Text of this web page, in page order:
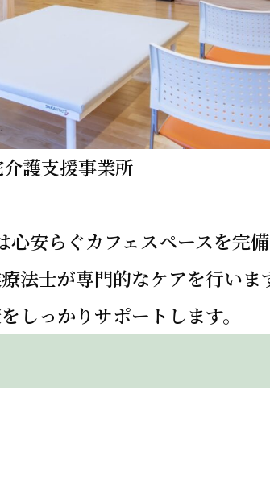
護支援事業所
安らぐカフェスペースを完備
法士が専門的なケアを行いま
しっかりサポートします。